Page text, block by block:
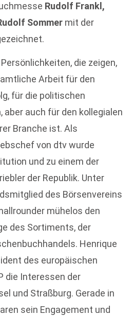
Rudolf Frankl,
Sommer mit der
die zeigen,
Arbeit für den
für die politischen
aber auch für den kollegialen
Branche ist. Als
von dtv wurde
und zu einem der
der Republik. Unter
des Börsenvereins
mühelos den
des Sortiments, der
Henrique
des europäischen
die Interessen der
und Straßburg. Gerade in
sein Engagement und